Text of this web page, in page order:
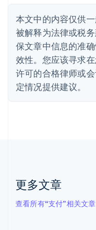
本文中的内容仅供
被解释为法律或税
保文章中信息的准
效性。您应该寻求
许可的合格律师或
定情况提供建议。
更多文章
查看所有“支付”相关文章
English
丹麦
English
德国
DeutschEnglish
法国
FrançaisEnglish
芬兰
EnglishSvenska
English Italiano
拉脱维亚
立陶宛